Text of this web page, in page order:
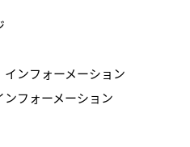
インフォーメーション
ンフォーメーション